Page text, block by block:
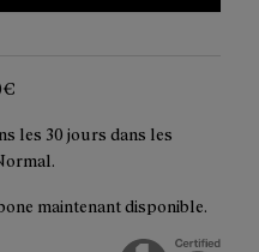
les 30 jours dans les
maintenant disponible.